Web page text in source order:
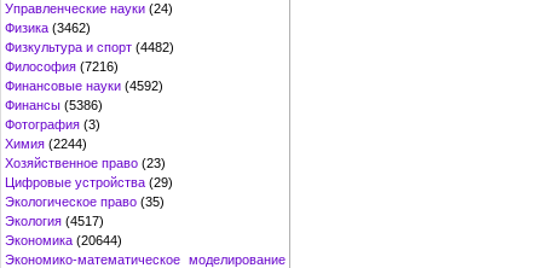
Управленческие науки (24)
Физика (3462)
Физкультура и спорт (4482)
Философия (7216)
Финансовые науки (4592)
Финансы (5386)
Фотография (3)
Химия (2244)
Хозяйственное право (23)
Цифровые устройства (29)
Экологическое право (35)
Экология (4517)
Экономика (20644)
Экономико-математическое моделирование